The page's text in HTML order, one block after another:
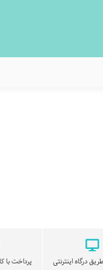
درگاه اینترنتی
پرداخت با